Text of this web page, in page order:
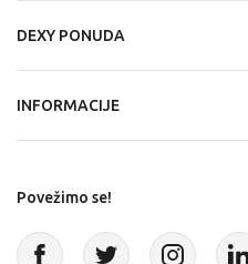
DEXY PONUDA
INFORMACIJE
Povežimo se!